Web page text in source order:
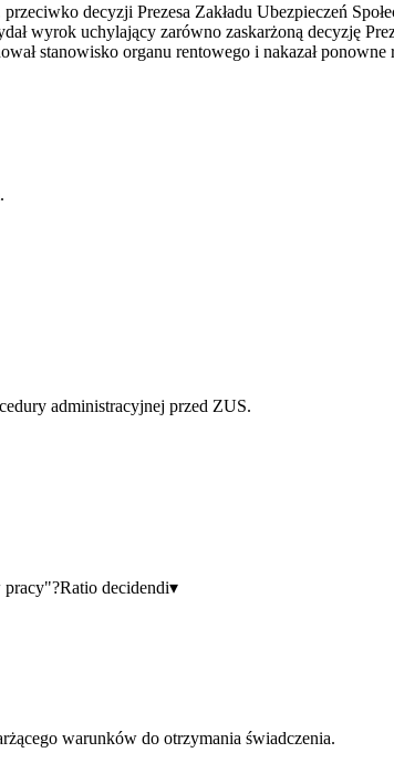
decyzji Prezesa Zakładu Ubezpieczeń
wyrok uchylający zarówno zaskarżoną decyzję
stanowisko organu rentowego i nakazał
administracyjnej przed ZUS.
pracy"?Ratio decidendi▾
warunków do otrzymania świadczenia.